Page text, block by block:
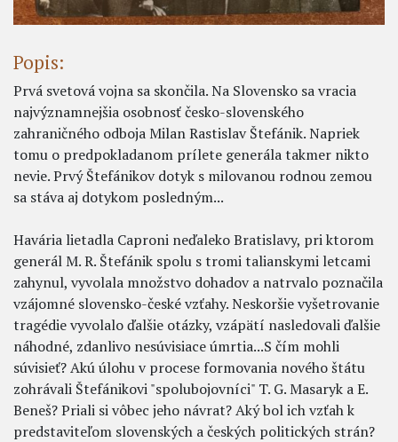
Popis:
Prvá svetová vojna sa skončila. Na Slovensko sa vracia
najvýznamnejšia osobnosť česko-slovenského
zahraničného odboja Milan Rastislav Štefánik. Napriek
tomu o predpokladanom prílete generála takmer nikto
nevie. Prvý Štefánikov dotyk s milovanou rodnou zemou
sa stáva aj dotykom posledným...
Havária lietadla Caproni neďaleko Bratislavy, pri ktorom
generál M. R. Štefánik spolu s tromi talianskymi letcami
zahynul, vyvolala množstvo dohadov a natrvalo poznačila
vzájomné slovensko-české vzťahy. Neskoršie vyšetrovanie
tragédie vyvolalo ďalšie otázky, vzápätí nasledovali ďalšie
náhodné, zdanlivo nesúvisiace úmrtia...S čím mohli
súvisieť? Akú úlohu v procese formovania nového štátu
zohrávali Štefánikovi "spolubojovníci" T. G. Masaryk a E.
Beneš? Priali si vôbec jeho návrat? Aký bol ich vzťah k
predstaviteľom slovenských a českých politických strán?